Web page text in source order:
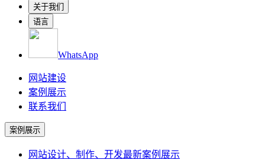
关于我们
语言
WhatsApp
网站建设
案例展示
联系我们
案例展示
网站设计、制作、开发最新案例展示